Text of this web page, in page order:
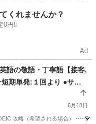
東京 世田谷区
くれませんか？
0円‼️
Ad
語の敬語・丁寧語【接客,
期単発:１回より ●サー
6月18日
攻略（希望される場合） ----